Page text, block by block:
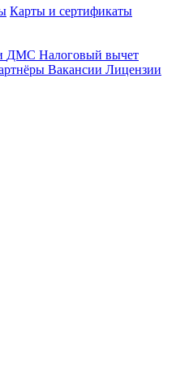
Карты и сертификаты
ДМС Налоговый вычет
Вакансии Лицензии